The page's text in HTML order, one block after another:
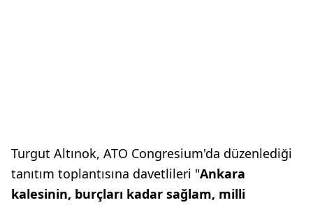
Turgut Altınok, ATO Congresium'da düzenlediği
tanıtım toplantısına davetlileri "Ankara
kalesinin, burçları kadar sağlam, milli